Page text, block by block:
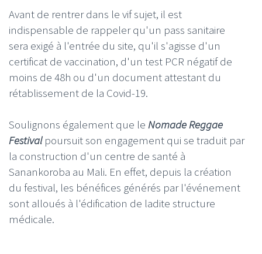
Avant de rentrer dans le vif sujet, il est
indispensable de rappeler qu'un pass sanitaire
sera exigé à l'entrée du site, qu'il s'agisse d'un
certificat de vaccination, d'un test PCR négatif de
moins de 48h ou d'un document attestant du
rétablissement de la Covid-19.
Soulignons également que le Nomade Reggae
Festivalpoursuit son engagement qui se traduit par
la construction d'un centre de santé à
Sanankoroba au Mali. En effet, depuis la création
du festival, les bénéfices générés par l'événement
sont alloués à l'édification de ladite structure
médicale.